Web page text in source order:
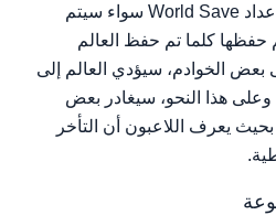
سيحدد تحذير الشاشة أثناء إعداد World Save سواء سيتم
حفظها كلما تم حفظ العالم
بعض الخوادم، سيؤدي العالم إلى
وعلى هذا النحو، سيغادر بعض
بحيث يعرف اللاعبون أن التأخر